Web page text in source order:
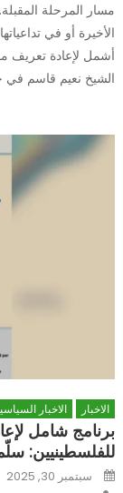
مسار المرحلة
الأخيرة أو في
أشمل لإعادة تعريف
الشيخ نعيم قاسم
الاخبار الاخبار
برنامج شامل
للفلسطينيين:
Posted
onسبتمبر 30, 2025